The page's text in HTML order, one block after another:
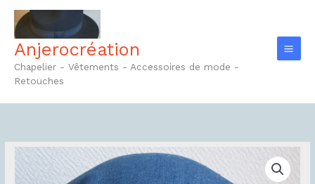
Aller
contenuAnjerocréation
Chapelier - Vêtements - Accessoires de mode -
Retouches
quantité
de